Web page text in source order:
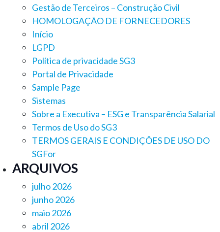
Gestão de Terceiros – Construção Civil
HOMOLOGAÇÃO DE FORNECEDORES
Início
LGPD
Política de privacidade SG3
Portal de Privacidade
Sample Page
Sistemas
Sobre a Executiva – ESG e Transparência Salarial
Termos de Uso do SG3
TERMOS GERAIS E CONDIÇÕES DE USO DO
SGFor
ARQUIVOS
julho 2026
junho 2026
maio 2026
abril 2026